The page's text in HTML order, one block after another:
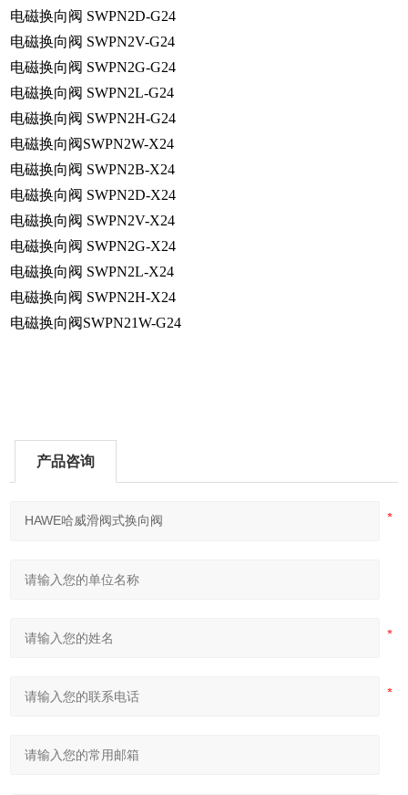
电磁换向阀 SWPN2D-G24
电磁换向阀 SWPN2V-G24
电磁换向阀 SWPN2G-G24
电磁换向阀 SWPN2L-G24
电磁换向阀 SWPN2H-G24
电磁换向阀SWPN2W-X24
电磁换向阀 SWPN2B-X24
电磁换向阀 SWPN2D-X24
电磁换向阀 SWPN2V-X24
电磁换向阀 SWPN2G-X24
电磁换向阀 SWPN2L-X24
电磁换向阀 SWPN2H-X24
电磁换向阀SWPN21W-G24
产品咨询